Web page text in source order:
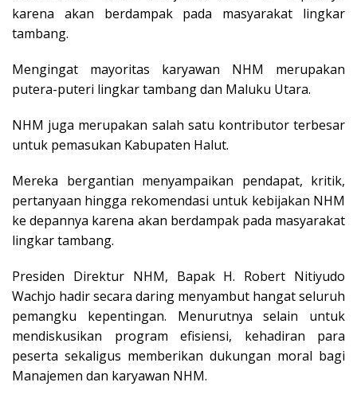
karena akan berdampak pada masyarakat lingkar
tambang.
Mengingat mayoritas karyawan NHM merupakan
putera-puteri lingkar tambang dan Maluku Utara.
NHM juga merupakan salah satu kontributor terbesar
untuk pemasukan Kabupaten Halut.
Mereka bergantian menyampaikan pendapat, kritik,
pertanyaan hingga rekomendasi untuk kebijakan NHM
ke depannya karena akan berdampak pada masyarakat
lingkar tambang.
Presiden Direktur NHM, Bapak H. Robert Nitiyudo
Wachjo hadir secara daring menyambut hangat seluruh
pemangku kepentingan. Menurutnya selain untuk
mendiskusikan program efisiensi, kehadiran para
peserta sekaligus memberikan dukungan moral bagi
Manajemen dan karyawan NHM.